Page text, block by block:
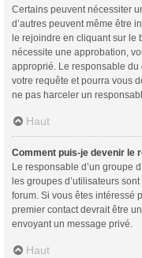
Certains peuvent nécessiter
d’autres peuvent même être
le rejoindre en cliquant sur le
nécessite une approbation,
approprié. Le responsable du
votre requête et pourra vous
ne pas harceler un
Haut
Comment puis-je devenir le
Le responsable d’un groupe
les groupes d’utilisateurs
forum. Si vous êtes intéressé
premier contact devrait être
envoyant un message privé.
Haut